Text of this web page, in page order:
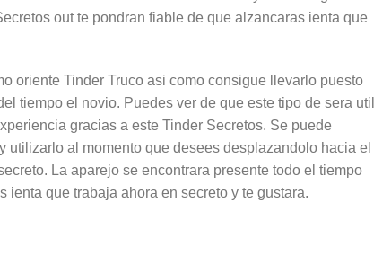
out te pondran fiable de que alzancaras ienta que
oriente Tinder Truco asi­ como consigue llevarlo puesto
tiempo el novio. Puedes ver de que este tipo de sera util
gracias a este Tinder Secretos. Se puede
al momento que desees desplazandolo hacia el
La aparejo se encontrara presente todo el tiempo
que trabaja ahora en secreto y te gustara.